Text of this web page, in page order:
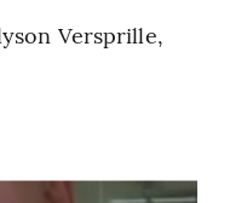
Versprille,